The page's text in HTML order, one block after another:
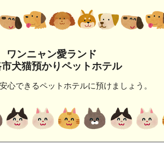
ワンニャン愛ランド
犬猫預かりペットホテル
心できるペットホテルに預けましょう。